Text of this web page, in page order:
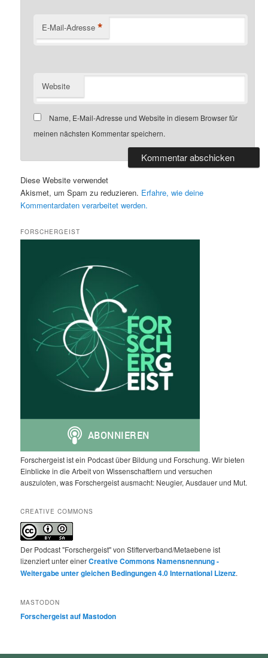
E-Mail-Adresse *
Website
Name, E-Mail-Adresse und Website in diesem Browser für
meinen nächsten Kommentar speichern.
Diese Website verwendet
Akismet, um Spam zu reduzieren. Erfahre, wie deine
Kommentardaten verarbeitet werden.
FORSCHERGEIST
Forschergeist ist ein Podcast über Bildung und Forschung. Wir bieten
Einblicke in die Arbeit von Wissenschaftlern und versuchen
auszuloten, was Forschergeist ausmacht: Neugier, Ausdauer und Mut.
CREATIVE COMMONS
Der Podcast "Forschergeist" von Stifterverband/Metaebene ist
lizenziert unter einerCreative Commons Namensnennung -
Weitergabe unter gleichen Bedingungen 4.0 International Lizenz.
MASTODON
Forschergeist auf Mastodon